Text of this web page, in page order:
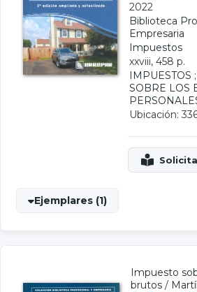
2022
Biblioteca
Empresaria
Impuestos
xxviii, 458 p.
IMPUESTOS ;
SOBRE LOS
Ubicación:
Ejemplares (1)
Impuesto
brutos /